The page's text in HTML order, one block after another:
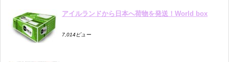
アイルランドから日本へ荷物を発送！World box
7,014ビュー